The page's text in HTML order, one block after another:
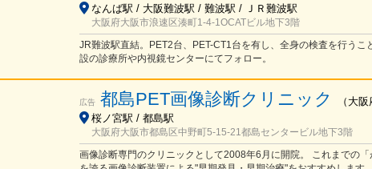
なんば駅 / 大阪難波駅 / 難波駅 / ＪＲ難波駅
大阪府大阪市浪速区湊町1-4-1OCATビル地下3階
JR難波駅直結。PET2台、PET-CT1台を有し、全身の検査を行う
設の診療所や内視鏡センターにてフォロー。
広告 都島PET画像診断クリニック （ 大阪
桜ノ宮駅 / 都島駅
大阪府大阪市都島区中野町5-15-21都島センタービル地下3階
画像診断専門のクリニックとして2008年6月に開院。 これまでの